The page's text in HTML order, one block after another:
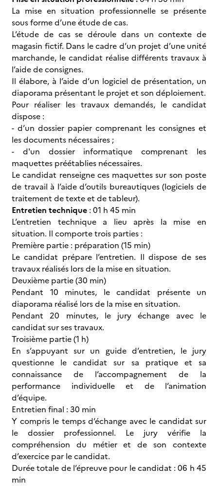
La mise en situation professionnelle se présente
sous forme d’une étude de cas.
L’étude de cas se déroule dans un contexte de
magasin fictif. Dans le cadre d’un projet d’une unité
marchande, le candidat réalise différents travaux à
l’aide de consignes.
Il élabore, à l’aide d’un logiciel de présentation, un
diaporama présentant le projet et son déploiement.
Pour réaliser les travaux demandés, le candidat
dispose :
- d’un dossier papier comprenant les consignes et
les documents nécessaires ;
- d'un dossier informatique comprenant les
maquettes préétablies nécessaires.
Le candidat renseigne ces maquettes sur son poste
de travail à l’aide d’outils bureautiques (logiciels de
traitement de texte et de tableur).
Entretien technique : 01 h 45 min
L’entretien technique a lieu après la mise en
situation. Il comporte trois parties :
Première partie : préparation (15 min)
Le candidat prépare l’entretien. Il dispose de ses
travaux réalisés lors de la mise en situation.
Deuxième partie (30 min)
Pendant 10 minutes, le candidat présente un
diaporama réalisé lors de la mise en situation.
Pendant 20 minutes, le jury échange avec le
candidat sur ses travaux.
Troisième partie (1 h)
En s’appuyant sur un guide d’entretien, le jury
questionne le candidat sur sa pratique et sa
connaissance de l’accompagnement de la
performance individuelle et de l’animation
d’équipe.
Entretien final : 30 min
Y compris le temps d’échange avec le candidat sur
le dossier professionnel. Le jury vérifie la
compréhension du métier et de son contexte
d’exercice par le candidat.
Durée totale de l’épreuve pour le candidat : 06 h 45
min